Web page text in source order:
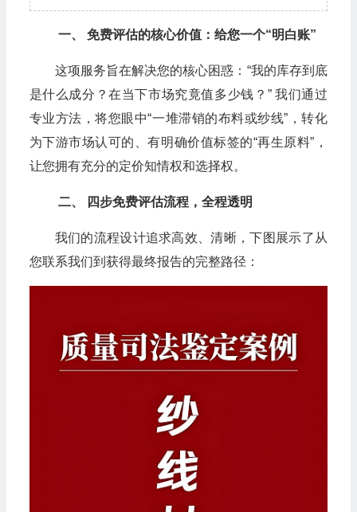
一、 免费评估的核心价值：给您一个“明白账”
这项服务旨在解决您的核心困惑：“我的库存到底
是什么成分？在当下市场究竟值多少钱？” 我们通过
专业方法，将您眼中“一堆滞销的布料或纱线”，转化
为下游市场认可的、有明确价值标签的“再生原料”，
让您拥有充分的定价知情权和选择权。
二、 四步免费评估流程，全程透明
我们的流程设计追求高效、清晰，下图展示了从
您联系我们到获得最终报告的完整路径：